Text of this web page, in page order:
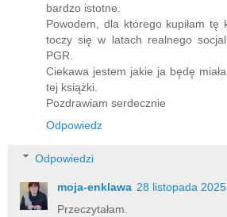
bardzo istotne.
Powodem, dla którego kupiłam tę
toczy się w latach realnego
PGR.
Ciekawa jestem jakie ja będę
tej książki.
Pozdrawiam serdecznie
Odpowiedz
Odpowiedzi
moja-enklawa 28 listopada
Przeczytałam.